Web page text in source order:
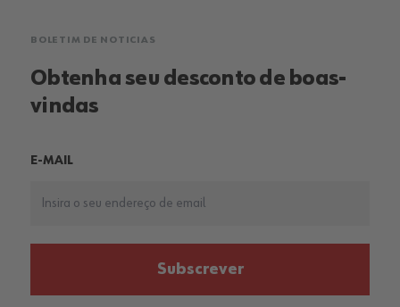
BOLETIM DE NOTICIAS
Obtenha seu desconto de boas-
vindas
E-MAIL
Subscrever